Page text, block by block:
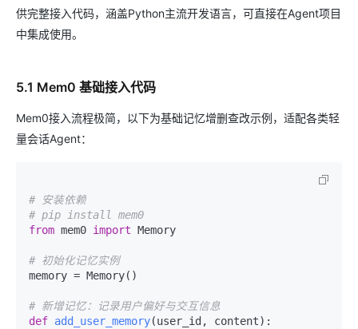
供完整接入代码，涵盖Python主流开发语言，可直接在Agent项目
中集成使用。
5.1 Mem0 基础接入代码
Mem0接入流程极简，以下为基础记忆增删查改示例，适配各类轻
量会话Agent：
# 安装依赖
# pip install mem0
from mem0 import Memory
# 初始化记忆实例
memory = Memory()
# 新增记忆：记录用户偏好与交互信息
def add_user_memory(user_id, content):